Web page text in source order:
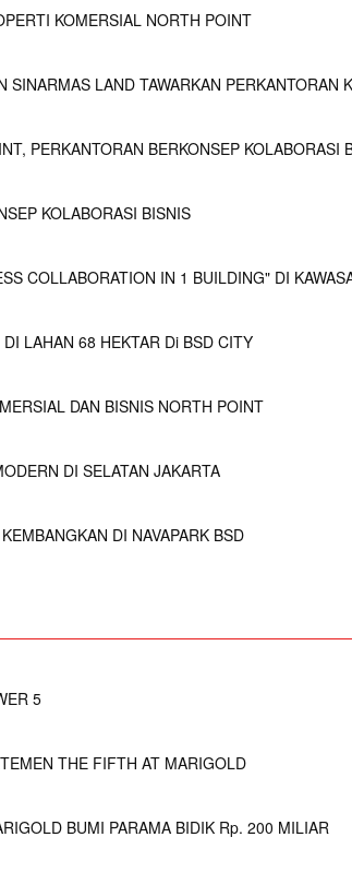
KOMERSIAL NORTH POINT
SINARMAS LAND TAWARKAN PERKANTORAN
PERKANTORAN BERKONSEP KOLABORASI
KOLABORASI BISNIS
COLLABORATION IN 1 BUILDING" DI
LAHAN 68 HEKTAR Di BSD CITY
DAN BISNIS NORTH POINT
DI SELATAN JAKARTA
DI NAVAPARK BSD
5
THE FIFTH AT MARIGOLD
BUMI PARAMA BIDIK Rp. 200 MILIAR